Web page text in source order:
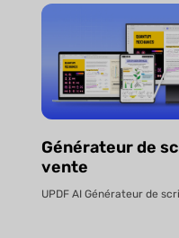
Générateur de
vente